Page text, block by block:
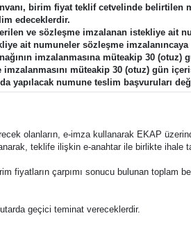
birim fiyat teklif cetvelinde belirtilen
edeceklerdir.
ve sözleşme imzalanan istekliye ait
ait numuneler sözleşme
imzalanmasına müteakip 30
müteakip 30 (otuz) gün
numune teslim başvuruları
olanların, e-imza kullanarak EKAP
teklife ilişkin e-anahtar ile birlikte ihale
fiyatların çarpımı sonucu bulunan toplam
geçici teminat vereceklerdir.